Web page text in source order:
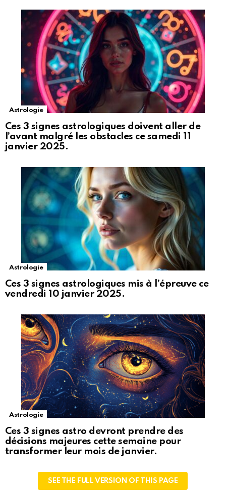
Astrologie
Ces 3 signes astrologiques doivent aller de
l’avant malgré les obstacles ce samedi 11
janvier 2025.
Astrologie
Ces 3 signes astrologiques mis à l’épreuve ce
vendredi 10 janvier 2025.
Astrologie
Ces 3 signes astro devront prendre des
décisions majeures cette semaine pour
transformer leur mois de janvier.
SEE THE FULL VERSION OF THIS PAGE